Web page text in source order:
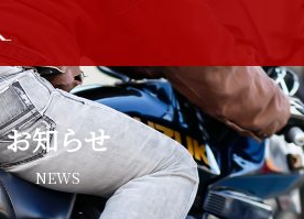
お知らせ
NEWS